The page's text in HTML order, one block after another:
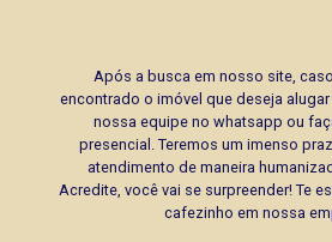
Após a busca em nosso site,
encontrado o imóvel que deseja
nossa equipe no whatsapp ou
presencial. Teremos um imenso
atendimento de maneira
Acredite, você vai se surpreender! Te
cafezinho em nossa